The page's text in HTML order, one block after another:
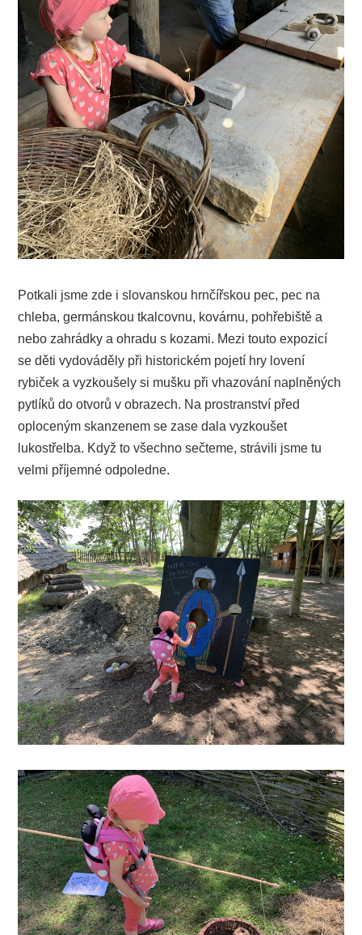
Potkali jsme zde i slovanskou hrnčířskou pec, pec na
chleba, germánskou tkalcovnu, kovárnu, pohřebiště a
nebo zahrádky a ohradu s kozami. Mezi touto expozicí
se děti vydováděly při historickém pojetí hry lovení
rybiček a vyzkoušely si mušku při vhazování naplněných
pytlíků do otvorů v obrazech. Na prostranství před
oploceným skanzenem se zase dala vyzkoušet
lukostřelba. Když to všechno sečteme, strávili jsme tu
velmi příjemné odpoledne.